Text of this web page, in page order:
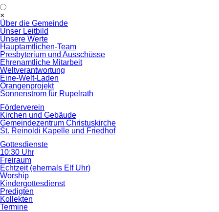
×
überspringen
Über die Gemeinde
Unser Leitbild
Unsere Werte
Hauptamtlichen-Team
Presbyterium und Ausschüsse
Ehrenamtliche Mitarbeit
Weltverantwortung
Eine-Welt-Laden
Orangenprojekt
Sonnenstrom für Rupelrath
Förderverein
Kirchen und Gebäude
Gemeindezentrum Christuskirche
St. Reinoldi Kapelle und Friedhof
Gottesdienste
10:30 Uhr
Freiraum
Echtzeit (ehemals Elf Uhr)
Worship
Kindergottesdienst
Predigten
Kollekten
Termine